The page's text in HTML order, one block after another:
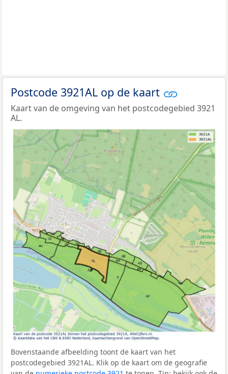
Postcode 3921AL op de kaart
Kaart van de omgeving van het postcodegebied 3921
AL.
Bovenstaande afbeelding toont de kaart van het
postcodegebied 3921AL. Klik op de kaart om de geografie